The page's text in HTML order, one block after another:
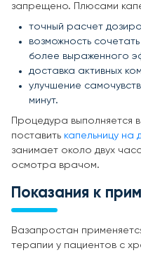
запрещено. Плюсами
точный расчет
возможность
более выраженного
доставка активных
улучшение
минут.
Процедура выполняется
поставить капельницу на
занимает около двух
осмотра врачом.
Показания к
Вазапростан
терапии у пациентов с